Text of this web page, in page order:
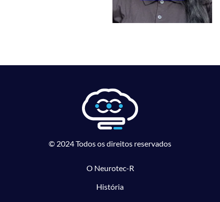
© 2024 Todos os direitos reservados
O Neurotec-R
História